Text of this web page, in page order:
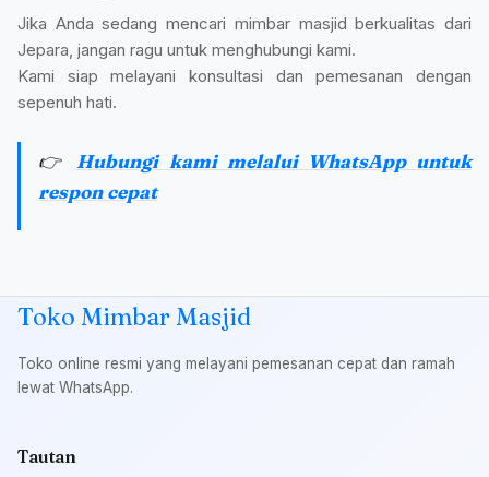
Jika Anda sedang mencari mimbar masjid berkualitas dari
Jepara, jangan ragu untuk menghubungi kami.
Kami siap melayani konsultasi dan pemesanan dengan
sepenuh hati.
👉 Hubungi kami melalui WhatsApp untuk
respon cepat
Toko Mimbar Masjid
Toko online resmi yang melayani pemesanan cepat dan ramah
lewat WhatsApp.
Tautan